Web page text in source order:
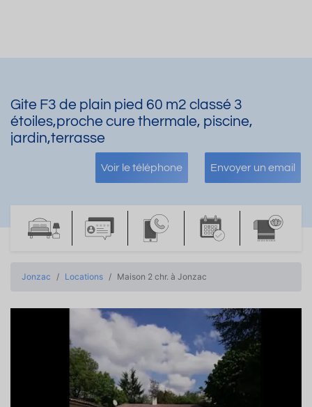
Gite F3 de plain pied 60 m2 classé 3
étoiles,proche cure thermale, piscine,
jardin,terrasse
Voir le téléphone Envoyer un email
Jonzac Locations Maison 2 chr. à Jonzac